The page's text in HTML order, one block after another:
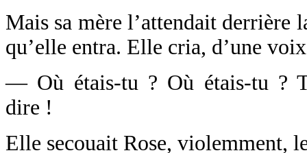
Mais sa mère l’attendait derrière
qu’elle entra. Elle cria, d’une
— Où étais-tu ? Où étais-tu ?
dire !
Elle secouait Rose, violemment,